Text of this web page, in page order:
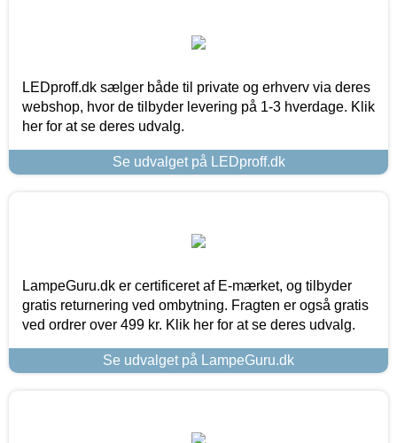
LEDproff.dk sælger både til private og erhverv via deres
webshop, hvor de tilbyder levering på 1-3 hverdage. Klik
her for at se deres udvalg.
Se udvalget på LEDproff.dk
LampeGuru.dk er certificeret af E-mærket, og tilbyder
gratis returnering ved ombytning. Fragten er også gratis
ved ordrer over 499 kr. Klik her for at se deres udvalg.
Se udvalget på LampeGuru.dk